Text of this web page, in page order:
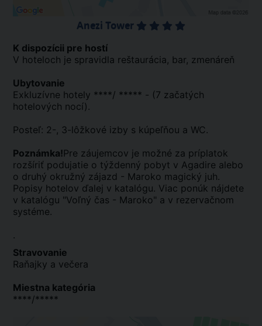
Anezi Tower
K dispozícii pre hostí
V hoteloch je spravidla reštaurácia, bar, zmenáreň
Ubytovanie
Exkluzívne hotely ****/ ***** - (7 začatých
hotelových nocí).
Posteľ: 2-, 3-lôžkové izby s kúpeľňou a WC.
Poznámka!Pre záujemcov je možné za príplatok
rozšíriť podujatie o týždenný pobyt v Agadire alebo
o druhý okružný zájazd - Maroko magický juh.
Popisy hotelov ďalej v katalógu. Viac ponúk nájdete
v katalógu "Voľný čas - Maroko" a v rezervačnom
systéme.
.
Stravovanie
Raňajky a večera
Miestna kategória
****/*****